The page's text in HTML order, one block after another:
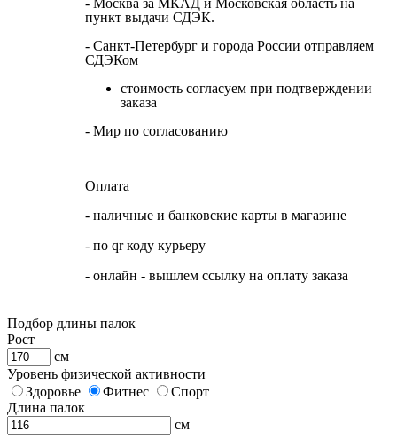
- Москва за МКАД и Московская область на
пункт выдачи СДЭК.
- Санкт-Петербург и города России отправляем
СДЭКом
стоимость согласуем при подтверждении
заказа
- Мир по согласованию
Оплата
- наличные и банковские карты в магазине
- по qr коду курьеру
- онлайн - вышлем ссылку на оплату заказа
Подбор длины палок
Рост
см
Уровень физической активности
Здоровье
Фитнес
Спорт
Длина палок
см